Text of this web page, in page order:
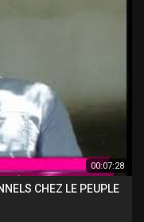
00:07:28
CHEZ LE PEUPLE